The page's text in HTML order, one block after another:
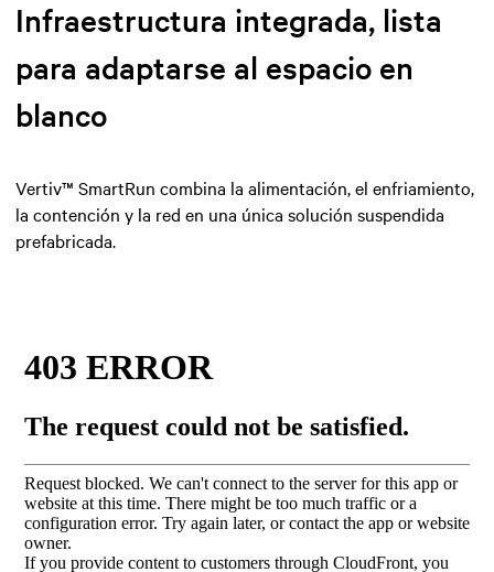
Infraestructura integrada, lista
para adaptarse al espacio en
blanco
Vertiv™ SmartRun combina la alimentación, el enfriamiento,
la contención y la red en una única solución suspendida
prefabricada.